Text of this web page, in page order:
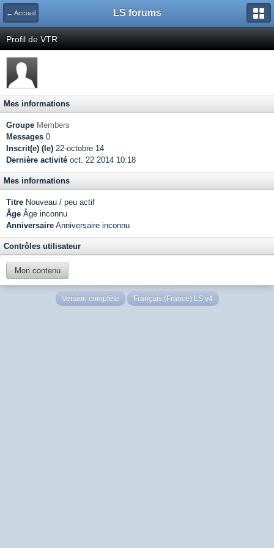
← Accueil LS forums
Profil de VTR
Mes informations
Groupe Members
Messages 0
Inscrit(e) (le) 22-octobre 14
Dernière activité oct. 22 2014 10:18
Mes informations
Titre Nouveau / peu actif
Âge Âge inconnu
Anniversaire Anniversaire inconnu
Contrôles utilisateur
Mon contenu
Version complète Français (France) LS v4